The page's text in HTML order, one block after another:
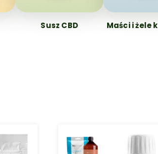
Susz CBD Maści i żele